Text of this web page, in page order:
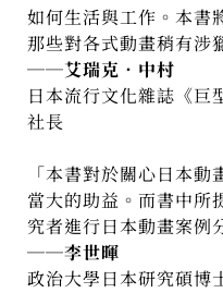
如何生活與工作。本書
那些對各式動畫稍有涉
──艾瑞克．中村
日本流行文化雜誌《巨
社長
「本書對於關心日本
當大的助益。而書中所
究者進行日本動畫案例
──李世暉
政治大學日本研究碩博